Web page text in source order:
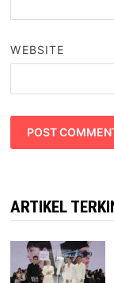
WEBSITE
ARTIKEL